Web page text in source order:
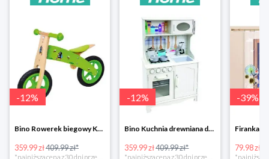
-12%
Bino Rowerek biegowy Krecik
359.99 zł409.99 zł*
-12%
Bino Kuchnia drewniana dla dzieci Provence
359.99 zł409.99 zł*
-39%
79.98 zł